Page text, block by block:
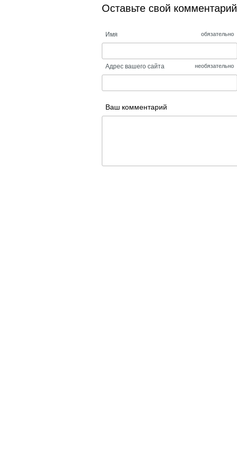
Оставьте свой комментарий
Имя обязательно
Адрес вашего сайта необязательно
Ваш комментарий